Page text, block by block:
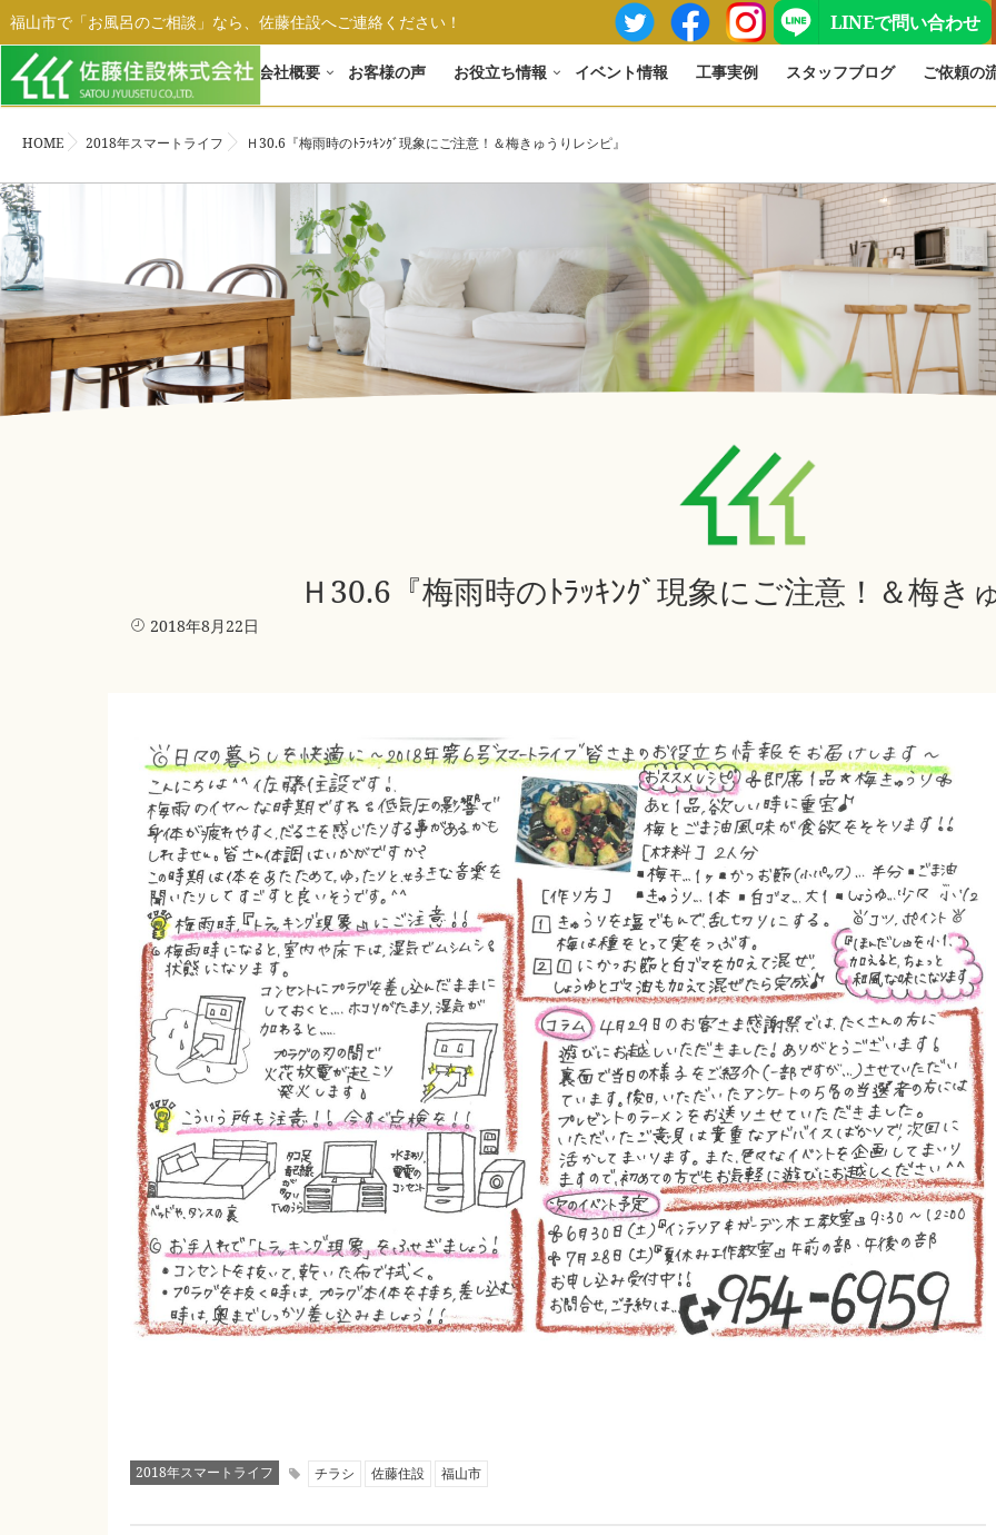
福山市で「お風呂のご相談」なら、佐藤住設へご連絡ください！ LINEで問い合わせ
ホーム 会社概要 お客様の声 お役立ち情報 イベント情報 工事実例 スタッフブログ ご依頼の
HOME 2018年スマートライフ Ｈ30.6『梅雨時のﾄﾗｯｷﾝｸﾞ現象にご注意！＆梅きゅうりレシピ』
Ｈ30.6『梅雨時のﾄﾗｯｷﾝｸﾞ現象にご注意！＆梅き
2018年8月22日
2018年スマートライフ チラシ 佐藤住設 福山市